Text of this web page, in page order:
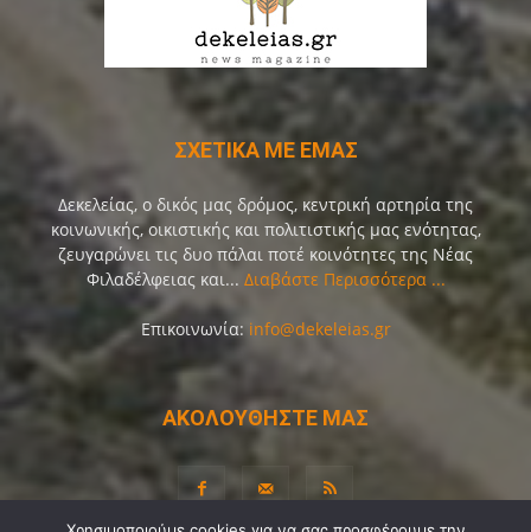
ΣΧΕΤΙΚΑ ΜΕ ΕΜΑΣ
Δεκελείας, ο δικός μας δρόμος, κεντρική αρτηρία της
κοινωνικής, οικιστικής και πολιτιστικής μας ενότητας,
ζευγαρώνει τις δυο πάλαι ποτέ κοινότητες της Νέας
Φιλαδέλφειας και... Διαβάστε Περισσότερα ...
Επικοινωνία: info@dekeleias.gr
ΑΚΟΛΟΥΘΗΣΤΕ ΜΑΣ